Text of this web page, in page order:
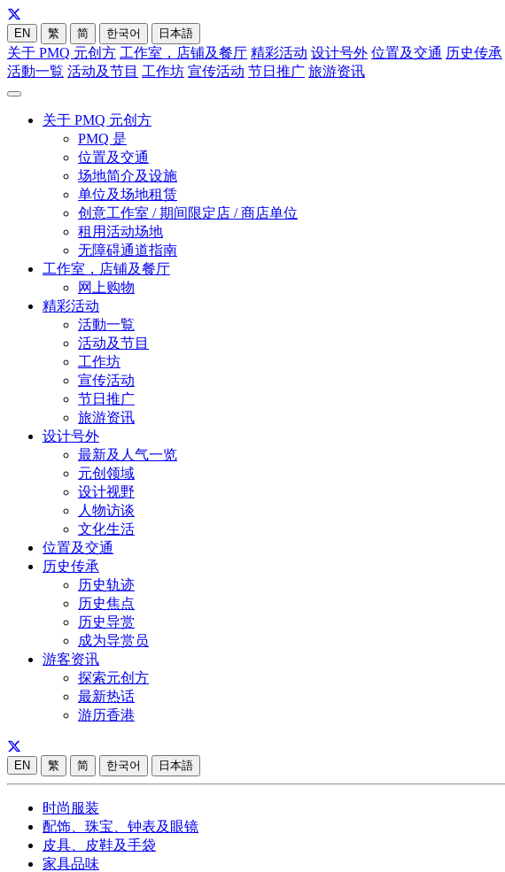
EN 繁 简 한국어 日本語
关于 PMQ 元创方 工作室，店铺及餐厅 精彩活动 设计号外 位置及交通 历史传承
活動一覧 活动及节目 工作坊 宣传活动 节日推广 旅游资讯
关于 PMQ 元创方
PMQ 是
位置及交通
场地简介及设施
单位及场地租赁
创意工作室 / 期间限定店 / 商店单位
租用活动场地
无障碍通道指南
工作室，店铺及餐厅
网上购物
精彩活动
活動一覧
活动及节目
工作坊
宣传活动
节日推广
旅游资讯
设计号外
最新及人气一览
元创领域
设计视野
人物访谈
文化生活
位置及交通
历史传承
历史轨迹
历史焦点
历史导赏
成为导赏员
游客资讯
探索元创方
最新热话
游历香港
EN 繁 简 한국어 日本語
时尚服装
配饰、珠宝、钟表及眼镜
皮具、皮鞋及手袋
家具品味